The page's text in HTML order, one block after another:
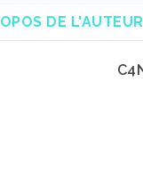
DE L'AUTEUR